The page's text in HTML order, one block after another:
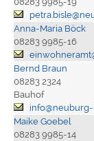
Anna-Maria Böck
08283 9985-16
Bernd Braun
08283 2324
Bauhof
Maike Goebel
08283 9985-14